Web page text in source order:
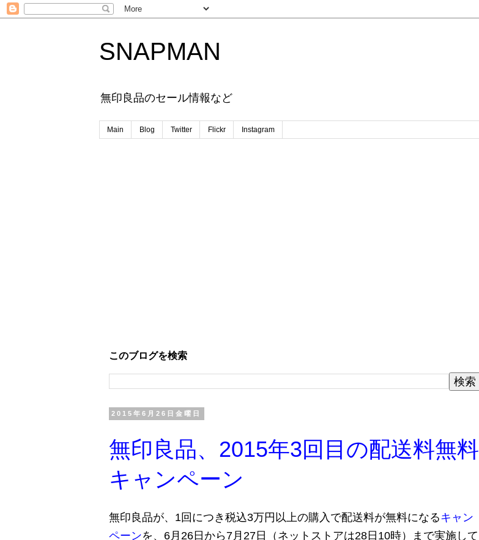
SNAPMAN
無印良品のセール情報など
Main Blog Twitter Flickr Instagram
このブログを検索
2015年6月26日金曜日
無印良品、2015年3回目の配送料無料
キャンペーン
無印良品が、1回につき税込3万円以上の購入で配送料が無料になるキャン
ペーンを、6月26日から7月27日（ネットストアは28日10時）まで実施して